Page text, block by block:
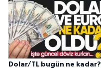
Dolar/TL bugün ne kadar?